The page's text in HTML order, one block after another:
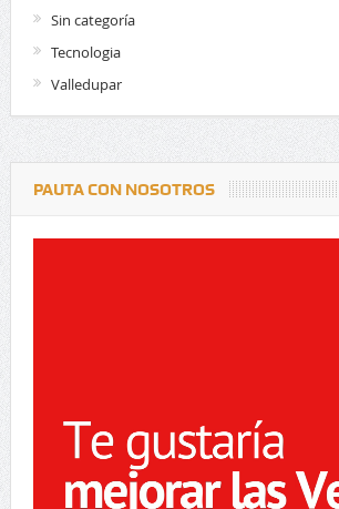
Sin categoría
Tecnologia
Valledupar
PAUTA CON NOSOTROS